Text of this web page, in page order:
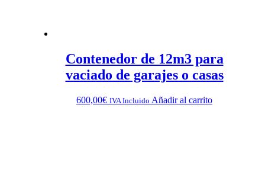
Contenedor de 12m3 para
vaciado de garajes o casas
600,00€ IVA Incluido Añadir al carrito